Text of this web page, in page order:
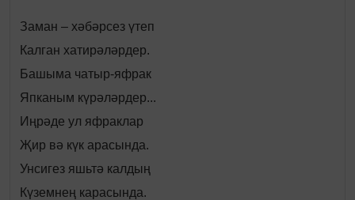
Заман – хәбәрсез үтеп
Калган хатирәләрдер.
Башыма чатыр-яфрак
Япканым күрәләрдер...
Иңрәде ул яфраклар
Җир вә күк арасында.
Унсигез яшьтә калдың
Күземнең карасында.